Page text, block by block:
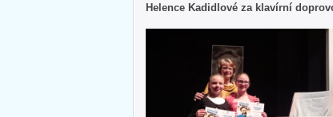
Helence Kadidlové za klavírní